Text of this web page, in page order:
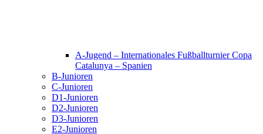
A-Jugend – Internationales Fußballturnier Copa
Catalunya – Spanien
B-Junioren
C-Junioren
D1-Junioren
D2-Junioren
D3-Junioren
E2-Junioren